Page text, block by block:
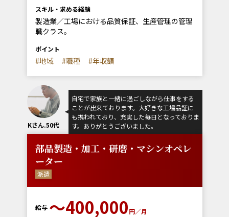
スキル・求める経験
製造業／工場における品質保証、生産管理の管理
職クラス。
ポイント
#地域 #職種 #年収額
Kさん.50代
自宅で家族と一緒に過ごしながら仕事をする
ことが出来ております。大好きな工場品証に
も携われており、充実した毎日となっておりま
す。ありがとうございました。
部品製造・加工・研磨・マシンオペレ
ーター
派遣
給与 〜400,000円／月